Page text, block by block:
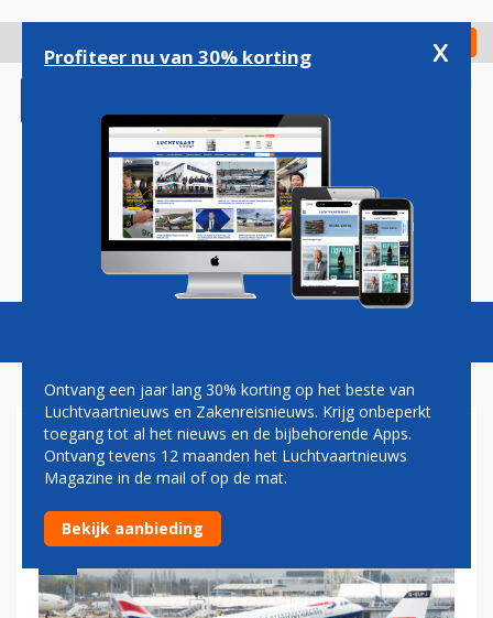
gaan
Check in
Magazine Podcasts Vacatures
HEATHROW AIRPORT WIL
HEFFING OP AUTOGEBRUIK
Profiteer nu van 30% korting x
Ontvang een jaar lang 30% korting op het beste van
Luchtvaartnieuws en Zakenreisnieuws. Krijg onbeperkt
toegang tot al het nieuws en de bijbehorende Apps.
Ontvang tevens 12 maanden het Luchtvaartnieuws
Magazine in de mail of op de mat.
Bekijk aanbieding